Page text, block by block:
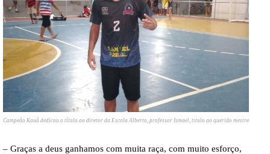
Campeão Kauã dedicou o título ao diretor da Escola Alberto, professor Ismael, titulo ao querido mestre
– Graças a deus ganhamos com muita raça, com muito esforço,